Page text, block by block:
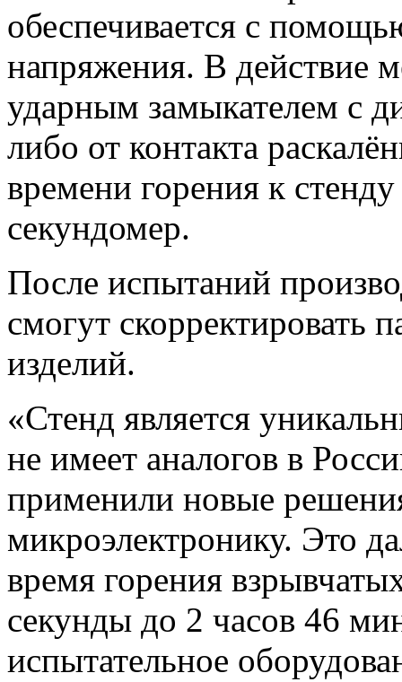
обеспечивается с
напряжения. В действие
ударным замыкателем с
либо от контакта
времени горения к
секундомер.
После испытаний
смогут скорректировать
изделий.
«Стенд является
не имеет аналогов в
применили новые
микроэлектронику. Это
время горения
секунды до 2 часов 46
испытательное